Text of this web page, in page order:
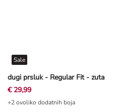
dugi prsluk - Regular Fit - zuta
Sale
€ 29,99
+2 ovoliko dodatnih boja